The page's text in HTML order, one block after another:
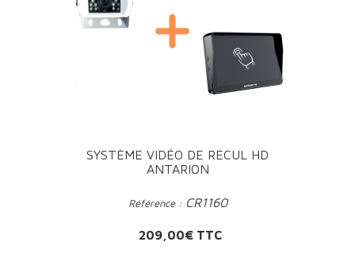
SYSTÈME VIDÉO DE RECUL HD
ANTARION
Référence : CR1160
Prix
209,00€ TTC